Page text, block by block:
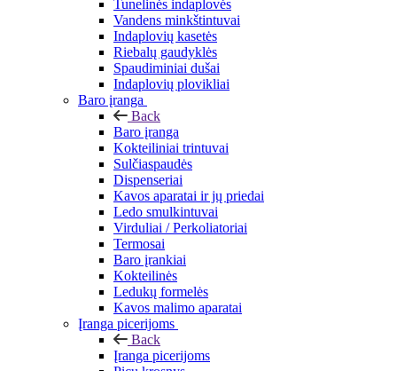
Tunelinės indaplovės
Vandens minkštintuvai
Indaplovių kasetės
Riebalų gaudyklės
Spaudiminiai dušai
Indaplovių plovikliai
Baro įranga
Back
Baro įranga
Kokteiliniai trintuvai
Sulčiaspaudės
Dispenseriai
Kavos aparatai ir jų priedai
Ledo smulkintuvai
Virduliai / Perkoliatoriai
Termosai
Baro įrankiai
Kokteilinės
Ledukų formelės
Kavos malimo aparatai
Įranga picerijoms
Back
Įranga picerijoms